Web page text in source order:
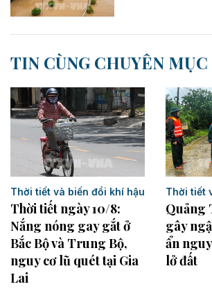
TIN CÙNG CHUYÊN MỤC
Thời tiết và biến đổi khí hậu
Thời tiết ngày 10/8:
Nắng nóng gay gắt ở
Bắc Bộ và Trung Bộ,
nguy cơ lũ quét tại Gia
Lai
Thời tiết
Quảng
gây
ẩn
lở đất